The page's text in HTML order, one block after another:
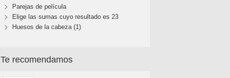
Parejas de película
Elige las sumas cuyo resultado es 23
Huesos de la cabeza (1)
Te recomendamos